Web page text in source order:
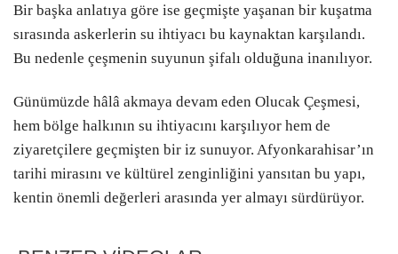
Bir başka anlatıya göre ise geçmişte yaşanan bir kuşatma
sırasında askerlerin su ihtiyacı bu kaynaktan karşılandı.
Bu nedenle çeşmenin suyunun şifalı olduğuna inanılıyor.
Günümüzde hâlâ akmaya devam eden Olucak Çeşmesi,
hem bölge halkının su ihtiyacını karşılıyor hem de
ziyaretçilere geçmişten bir iz sunuyor. Afyonkarahisar’ın
tarihi mirasını ve kültürel zenginliğini yansıtan bu yapı,
kentin önemli değerleri arasında yer almayı sürdürüyor.